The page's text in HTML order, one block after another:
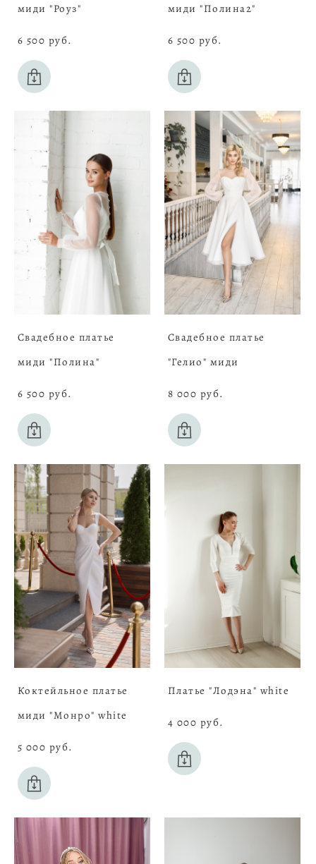
миди "Роуз"
6 500 pуб.
миди "Полина2"
6 500 pуб.
Свадебное платье
миди "Полина"
6 500 pуб.
Свадебное платье
"Гелио" миди
8 000 pуб.
Коктейльное платье
миди "Монро" white
5 000 pуб.
Платье "Лодэна" white
4 000 pуб.